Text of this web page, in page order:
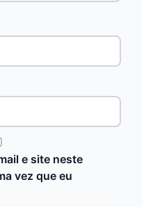
e site neste
vez que eu